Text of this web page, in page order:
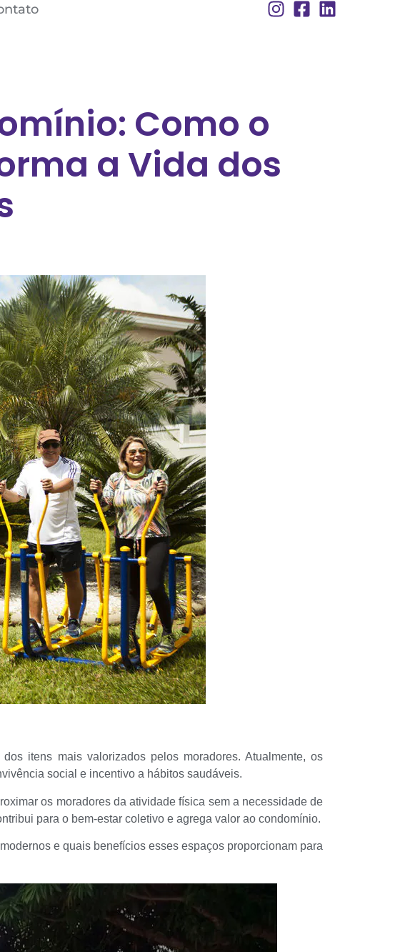
Como o
a Vida dos
itens mais valorizados pelos moradores. Atualmente, os
social e incentivo a hábitos saudáveis.
os moradores da atividade física sem a necessidade de
para o bem-estar coletivo e agrega valor ao condomínio.
e quais benefícios esses espaços proporcionam para